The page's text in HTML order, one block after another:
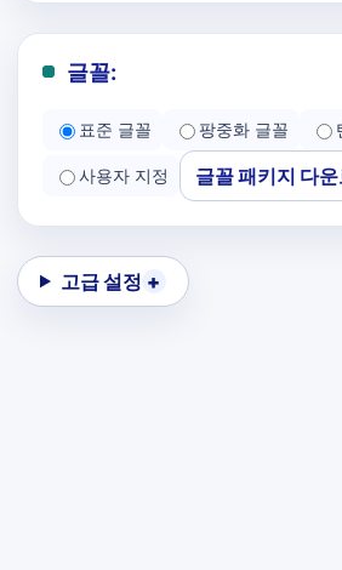
글꼴:
표준 글꼴 팡중화 글꼴
사용자 지정 글꼴 패키지 다
고급 설정